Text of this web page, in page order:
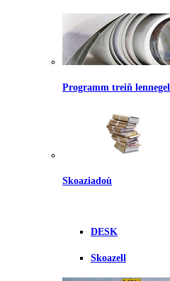
Programm treiñ lennegel
Skoaziadoù
DESK
Skoazell